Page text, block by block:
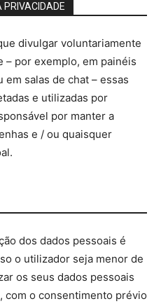
PRIVACIDADE
divulgar voluntariamente
– por exemplo, em painéis
salas de chat – essas
e utilizadas por
por manter a
e / ou quaisquer
dos dados pessoais é
o utilizador seja menor de
os seus dados pessoais
o consentimento prévio